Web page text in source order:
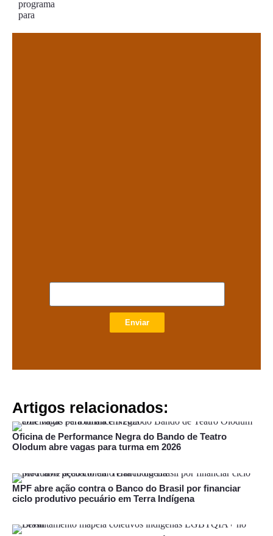
Enviar
Artigos relacionados:
Oficina de Performance Negra do Bando de Teatro
Olodum abre vagas para turma em 2026
MPF abre ação contra o Banco do Brasil por financiar
ciclo produtivo pecuário em Terra Indígena